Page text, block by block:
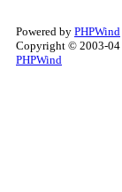
Powered by PHPWind
Copyright © 2003-04
PHPWind